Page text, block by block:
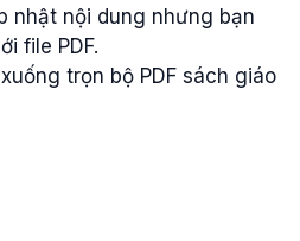
nhật nội dung nhưng bạn
file PDF.
trọn bộ PDF sách giáo